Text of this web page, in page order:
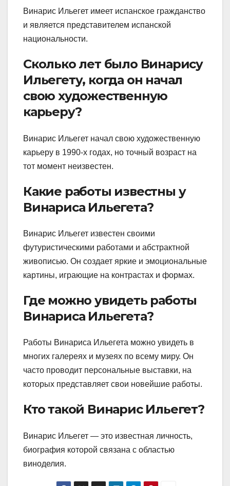
Винарис Ильегет имеет испанское гражданство
и является представителем испанской
национальности.
Сколько лет было Винарису
Ильегету, когда он начал
свою художественную
карьеру?
Винарис Ильегет начал свою художественную
карьеру в 1990-х годах, но точный возраст на
тот момент неизвестен.
Какие работы известны у
Винариса Ильегета?
Винарис Ильегет известен своими
футуристическими работами и абстрактной
живописью. Он создает яркие и эмоциональные
картины, играющие на контрастах и формах.
Где можно увидеть работы
Винариса Ильегета?
Работы Винариса Ильегета можно увидеть в
многих галереях и музеях по всему миру. Он
часто проводит персональные выставки, на
которых представляет свои новейшие работы.
Кто такой Винарис Ильегет?
Винарис Ильегет — это известная личность,
биография которой связана с областью
виноделия.